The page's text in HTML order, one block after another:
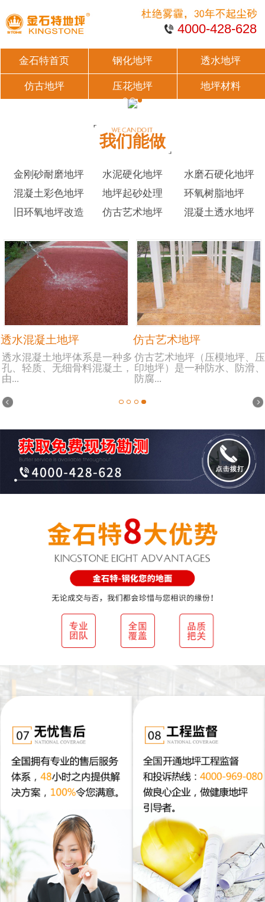
4000-428-628
金石特首页 钢化地坪 透水地坪
仿古地坪 压花地坪 地坪材料
我们能做
金刚砂耐磨地坪 水泥硬化地坪
水磨石硬化地坪
混凝土彩色地坪
地坪起砂处理
环氧树脂地坪
旧环氧地坪改造
仿古艺术地坪 混凝土透水地坪
透水混凝土地坪
透水混凝土地坪体系是一种多
孔、轻质、无细骨料混凝土，
由...
仿古艺术地坪
仿古艺术地坪（压模地坪、压
印地坪）是一种防水、防滑、
防腐...